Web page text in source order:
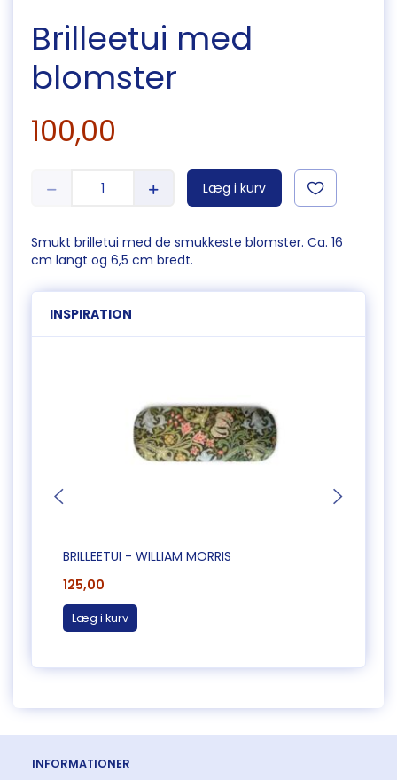
Brilleetui med
blomster
100,00
Læg i kurv
Smukt brilletui med de smukkeste blomster. Ca. 16
cm langt og 6,5 cm bredt.
INSPIRATION
BRILLEETUI - WILLIAM MORRIS
125,00
Læg i kurv
INFORMATIONER